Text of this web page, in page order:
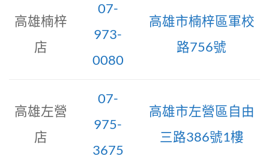
高雄楠梓
店
07-
973-
0080
高雄市楠梓區軍校
路756號
高雄左營
店
07-
975-
3675
高雄市左營區自由
三路386號1樓